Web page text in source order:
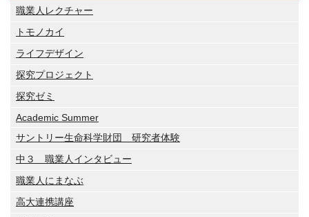
職業人レクチャー
トモノカイ
ライフデザイン
探究プロジェクト
探究ゼミ
Academic Summer
サントリー生命科学財団 研究者体験
中３ 職業人インタビュー
職業人にまなぶ
高大連携講座